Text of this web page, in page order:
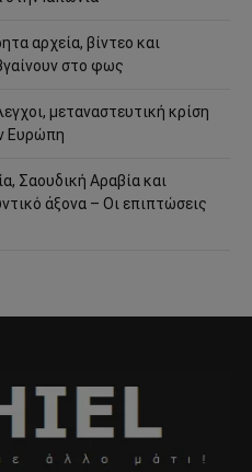
αρχεία, βίντεο και
στο φως
μεταναστευτική κρίση
Ευρώπη
Σαουδική Αραβία και
άξονα – Οι επιπτώσεις